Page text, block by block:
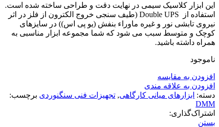
این ابزار کلاسیک سیمی در نهایت دقت و طراحی ساخته شده است.
استفاده از Double UPS (طیف سنجی خروج الکترون از فلز در اثر
نیروی تابشی نور و غیره ماوراء بنفش (یو پی اس)) در سایزهای
کوچک و متوسط سبب می شود که شما مجموعه ابزار مناسبی به
همراه داشته باشید.
ناموجود
افزودن به مقایسه
افزودن به علاقه مندی
دسته: ابزارهای میانی کارگاهی, تجهیزات فنی سنگنوردی برچسب:
DMM
اشتراک‌گذاری:
بستن